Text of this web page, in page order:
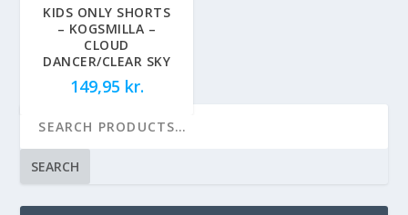
KIDS ONLY SHORTS
– KOGSMILLA –
CLOUD
DANCER/CLEAR SKY
149,95 kr.
SEARCH